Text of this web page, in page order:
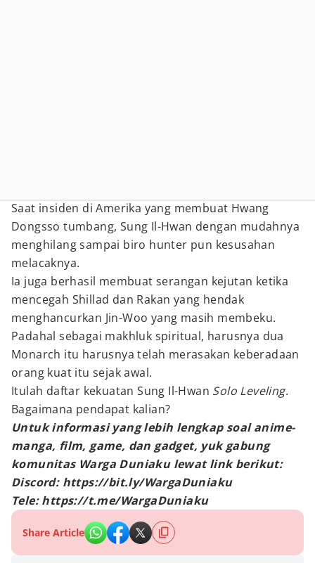
Saat insiden di Amerika yang membuat Hwang
Dongsso tumbang, Sung Il-Hwan dengan mudahnya
menghilang sampai biro hunter pun kesusahan
melacaknya.
Ia juga berhasil membuat serangan kejutan ketika
mencegah Shillad dan Rakan yang hendak
menghancurkan Jin-Woo yang masih membeku.
Padahal sebagai makhluk spiritual, harusnya dua
Monarch itu harusnya telah merasakan keberadaan
orang kuat itu sejak awal.
Itulah daftar kekuatan Sung Il-Hwan Solo Leveling.
Bagaimana pendapat kalian?
Untuk informasi yang lebih lengkap soal anime-
manga, film, game, dan gadget, yuk gabung
komunitas Warga Duniaku lewat link berikut:
Discord: https://bit.ly/WargaDuniaku
Tele: https://t.me/WargaDuniaku
Share Article